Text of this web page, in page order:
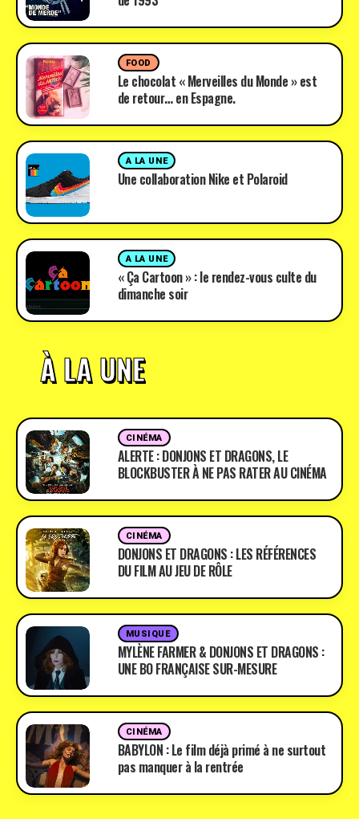
FOOD
Le chocolat « Merveilles du Monde » est
de retour… en Espagne.
A LA UNE
Une collaboration Nike et Polaroid
A LA UNE
« Ça Cartoon » : le rendez-vous culte du
dimanche soir
À LA UNE
CINÉMA
ALERTE : DONJONS ET DRAGONS, LE
BLOCKBUSTER À NE PAS RATER AU CINÉMA
CINÉMA
DONJONS ET DRAGONS : LES RÉFÉRENCES
DU FILM AU JEU DE RÔLE
MUSIQUE
MYLÈNE FARMER & DONJONS ET DRAGONS :
UNE BO FRANÇAISE SUR-MESURE
CINÉMA
BABYLON : Le film déjà primé à ne surtout
pas manquer à la rentrée